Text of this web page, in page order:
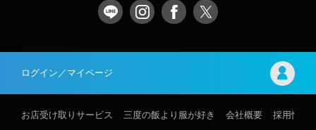
ログイン／マイページ
お店受け取りサービス 三度の飯より服が好き 会社概要 採用情報